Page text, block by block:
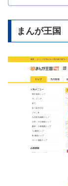
まんが王国